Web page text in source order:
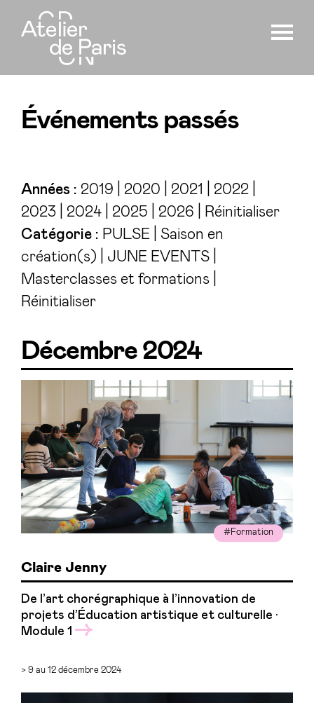
Événements passés
Années : 2019 2020 2021 2022|
2023| 2024| 2025 2026
Réinitialiser
Catégorie : PULSE| Saison en
création(s)
JUNE EVENTS|
Masterclasses et formations
Réinitialiser
Décembre 2024
#Formation
Claire Jenny
De l’art chorégraphique à l’innovation de
projets d’Éducation artistique et culturelle ·
Module 1
> 9 au 12 décembre 2024